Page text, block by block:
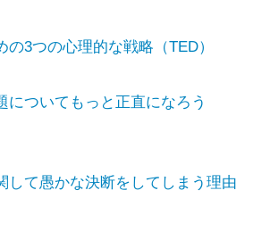
の3つの心理的な戦略（TED）
についてもっと正直になろう
して愚かな決断をしてしまう理由